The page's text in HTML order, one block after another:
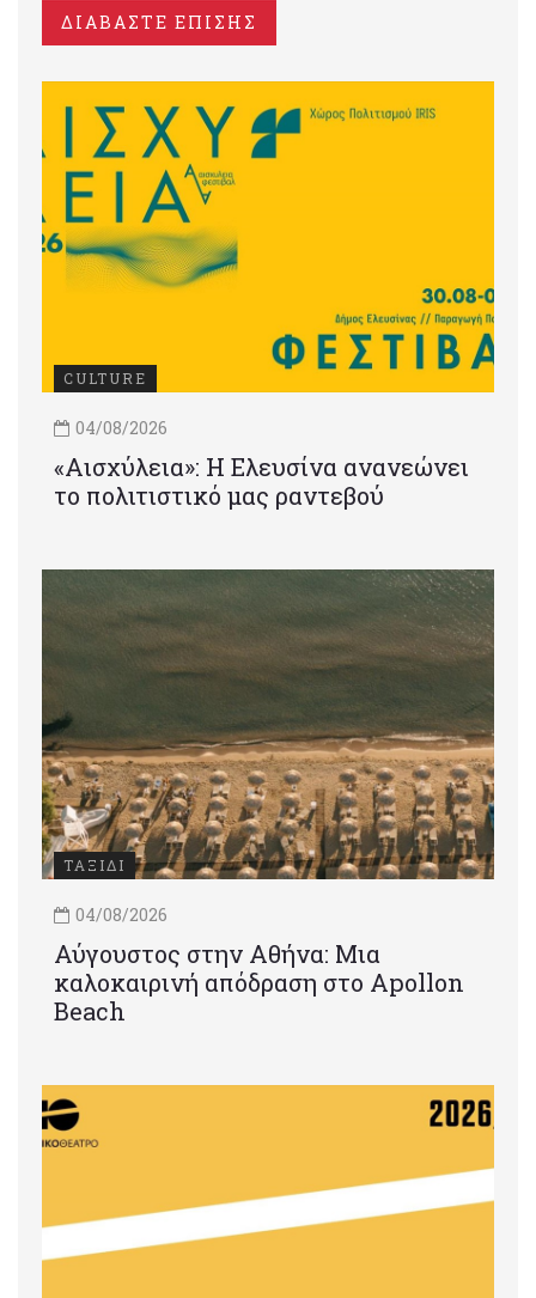
ΔΙΑΒΑΣΤΕ ΕΠΙΣΗΣ
CULTURE
04/08/2026
«Αισχύλεια»: Η Ελευσίνα ανανεώνει
το πολιτιστικό μας ραντεβού
ΤΑΞΙΔΙ
04/08/2026
Αύγουστος στην Αθήνα: Μια
καλοκαιρινή απόδραση στο Apollon
Beach